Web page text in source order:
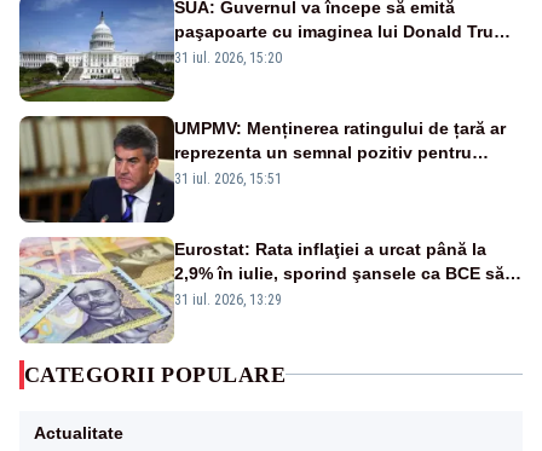
SUA: Guvernul va începe să emită
paşapoarte cu imaginea lui Donald Trump
începând cu 8 august
31 iul. 2026, 15:20
UMPMV: Menținerea ratingului de țară ar
reprezenta un semnal pozitiv pentru
România. Autoritățile trebuie să continue
31 iul. 2026, 15:51
Eurostat: Rata inflaţiei a urcat până la
2,9% în iulie, sporind şansele ca BCE să
majoreze dobânda
31 iul. 2026, 13:29
CATEGORII POPULARE
Actualitate